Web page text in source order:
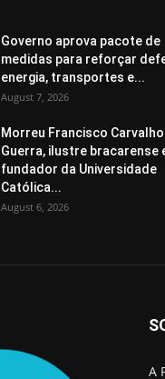
Governo aprova pacote de
medidas para reforçar
energia, transportes e...
August 7, 2026
Morreu Francisco Carvalho
Guerra, ilustre bracarense
fundador da Universidade
Católica...
August 6, 2026
A